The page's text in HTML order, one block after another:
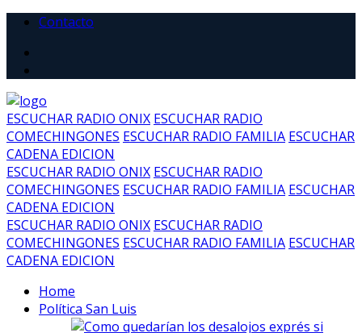
Contacto
ESCUCHAR RADIO ONIX ESCUCHAR RADIO
COMECHINGONES ESCUCHAR RADIO FAMILIA ESCUCHAR
CADENA EDICION
ESCUCHAR RADIO ONIX ESCUCHAR RADIO
COMECHINGONES ESCUCHAR RADIO FAMILIA ESCUCHAR
CADENA EDICION
ESCUCHAR RADIO ONIX ESCUCHAR RADIO
COMECHINGONES ESCUCHAR RADIO FAMILIA ESCUCHAR
CADENA EDICION
Home
Política San Luis